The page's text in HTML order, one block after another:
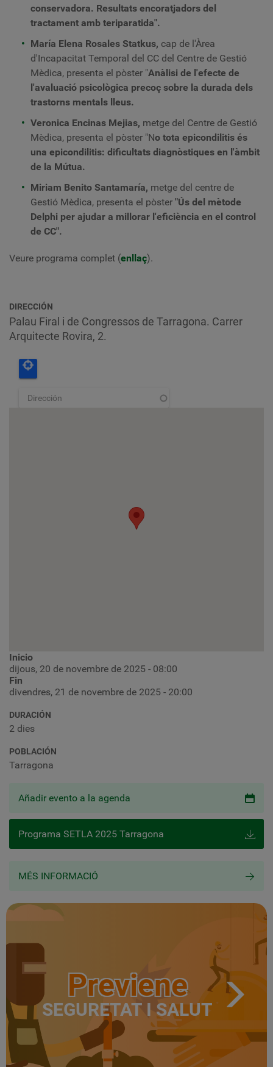
conservadora. Resultats encoratjadors del
tractament amb teriparatida".
María Elena Rosales Statkus, cap de l'Àrea
d'Incapacitat Temporal del CC del Centre de Gestió
Mèdica, presenta el pòster "Anàlisi de l'efecte de
l'avaluació psicològica precoç sobre la durada dels
trastorns mentals lleus.
Veronica Encinas Mejias, metge del Centre de Gestió
Mèdica, presenta el pòster "No tota epicondilitis és
una epicondilitis: dificultats diagnòstiques en l'àmbit
de la Mútua.
Miriam Benito Santamaría, metge del centre de
Gestió Mèdica, presenta el pòster "Ús del mètode
Delphi per ajudar a millorar l'eficiència en el control
de CC".
Veure programa complet (enllaç).
DIRECCIÓN
Palau Firal i de Congressos de Tarragona. Carrer
Arquitecte Rovira, 2.
Inicio
dijous, 20 de novembre de 2025 - 08:00
Fin
divendres, 21 de novembre de 2025 - 20:00
DURACIÓN
2 dies
POBLACIÓN
Tarragona
Añadir evento a la agenda
Programa SETLA 2025 Tarragona
MÉS INFORMACIÓ
Previene
SEGURETAT I SALUT